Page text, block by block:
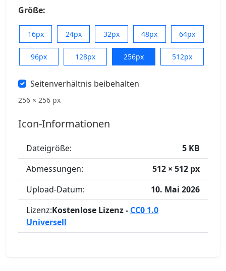
Größe:
16px 24px 32px 48px 64px
96px 128px 256px 512px
Seitenverhältnis beibehalten
256 × 256 px
Icon-Informationen
Dateigröße:
5 KB
Abmessungen:
512 × 512 px
Upload-Datum:
10. Mai 2026
Lizenz:Kostenlose Lizenz - CC0 1.0
Universell